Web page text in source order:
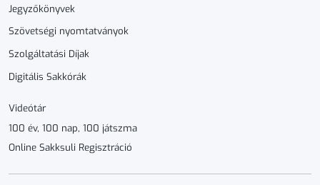
Jegyzőkönyvek
Szövetségi nyomtatványok
Szolgáltatási Díjak
Digitális Sakkórák
Videótár
100 év, 100 nap, 100 játszma
Online Sakksuli Regisztráció